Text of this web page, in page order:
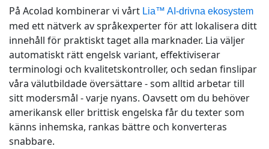
På Acolad kombinerar vi vårt Lia™ AI-drivna ekosystem
med ett nätverk av språkexperter för att lokalisera ditt
innehåll för praktiskt taget alla marknader. Lia väljer
automatiskt rätt engelsk variant, effektiviserar
terminologi och kvalitetskontroller, och sedan finslipar
våra välutbildade översättare - som alltid arbetar till
sitt modersmål - varje nyans. Oavsett om du behöver
amerikansk eller brittisk engelska får du texter som
känns inhemska, rankas bättre och konverteras
snabbare.